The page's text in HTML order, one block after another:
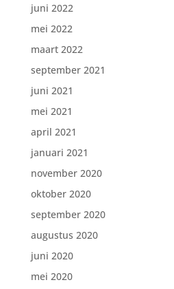
juni 2022
mei 2022
maart 2022
september 2021
juni 2021
mei 2021
april 2021
januari 2021
november 2020
oktober 2020
september 2020
augustus 2020
juni 2020
mei 2020